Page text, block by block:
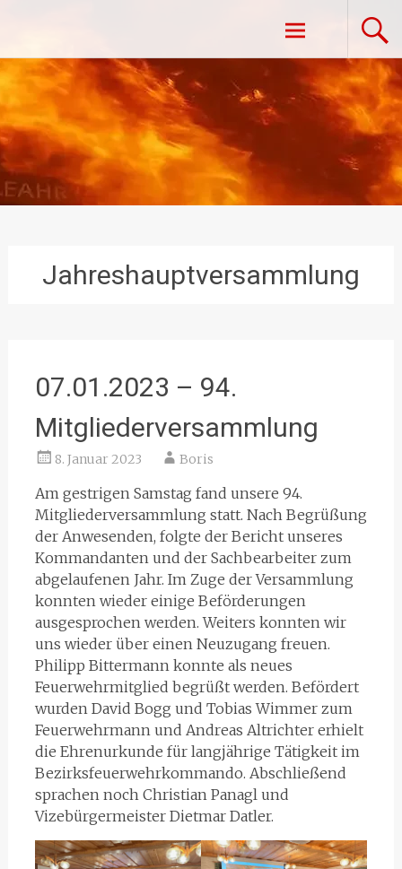
springen
Freiwillige Feuerwehr Vestenpoppen-
Wohlfahrts
Jahreshauptversammlung
07.01.2023 – 94.
Mitgliederversammlung
8. Januar 2023 Boris
Am gestrigen Samstag fand unsere 94.
Mitgliederversammlung statt. Nach Begrüßung
der Anwesenden, folgte der Bericht unseres
Kommandanten und der Sachbearbeiter zum
abgelaufenen Jahr. Im Zuge der Versammlung
konnten wieder einige Beförderungen
ausgesprochen werden. Weiters konnten wir
uns wieder über einen Neuzugang freuen.
Philipp Bittermann konnte als neues
Feuerwehrmitglied begrüßt werden. Befördert
wurden David Bogg und Tobias Wimmer zum
Feuerwehrmann und Andreas Altrichter erhielt
die Ehrenurkunde für langjährige Tätigkeit im
Bezirksfeuerwehrkommando. Abschließend
sprachen noch Christian Panagl und
Vizebürgermeister Dietmar Datler.